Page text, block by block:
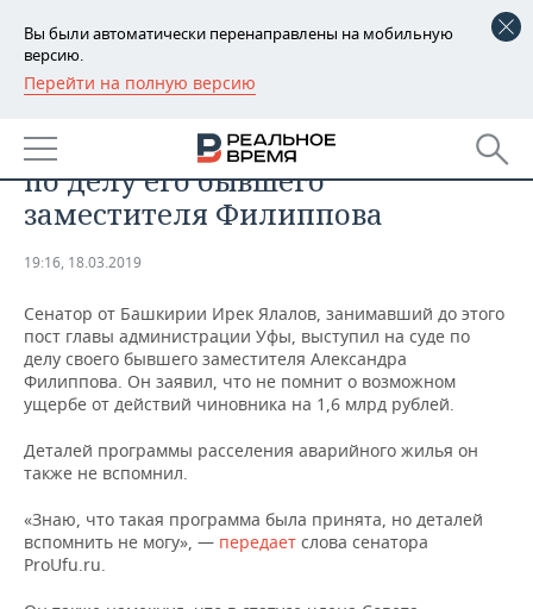
Вы были автоматически перенаправлены на мобильную
версию.
Перейти на полную версию
РЕГИОНЫ
БАШКОРТОСТАН
ТАТАРСТАН
НОВОСТИ
АНАЛИТИКА
ДЕКЛАРАЦИИ О ДОХОДАХ
КОРОЛИ ГОСЗАКАЗА ПФО
ВУЗЫ ТАТАРСТАНА
КОМУ ПРИНАДЛЕЖАТ
ТОРГОВЫЕ ЦЕНТРЫ
НОВОСТИ ЭКОНОМИКИ
ФИНАНСЫ
БАНКИ
БЮДЖЕТ
ИНВЕСТИЦИИ
ПРОМЫШЛЕННОСТЬ
НОВОСТИ
ПРОМЫШЛЕННОСТИ
МАШИНОСТРОЕНИЕ
НЕФТЕХИМИЯ
НЕДВИЖИМОСТЬ
НОВОСТИ НЕДВИЖИМОСТИ
АВТО
НОВОСТИ АВТО
БИЗНЕС
НОВОСТИ БИЗНЕСА
РОЗНИЧНАЯ ТОРГОВЛЯ
ТЕХНОЛОГИИ
НОВОСТИ ТЕХНОЛОГИЙ
МЕРОПРИЯТИЯ
Экс-мэр Уфы выступил на суде
по делу его бывшего
заместителя Филиппова
19:16, 18.03.2019
Сенатор от Башкирии Ирек Ялалов, занимавший до этого
пост главы администрации Уфы, выступил на суде по
делу своего бывшего заместителя Александра
Филиппова. Он заявил, что не помнит о возможном
ущербе от действий чиновника на 1,6 млрд рублей.
Деталей программы расселения аварийного жилья он
также не вспомнил.
«Знаю, что такая программа была принята, но деталей
вспомнить не могу», — передает слова сенатора
ProUfu.ru.